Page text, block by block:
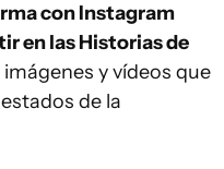
con Instagram
en las Historias de
y vídeos que
de la